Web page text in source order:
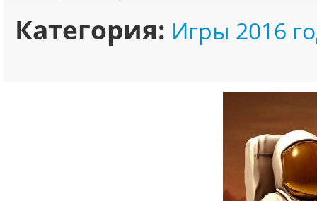
Категория: Игры 2016